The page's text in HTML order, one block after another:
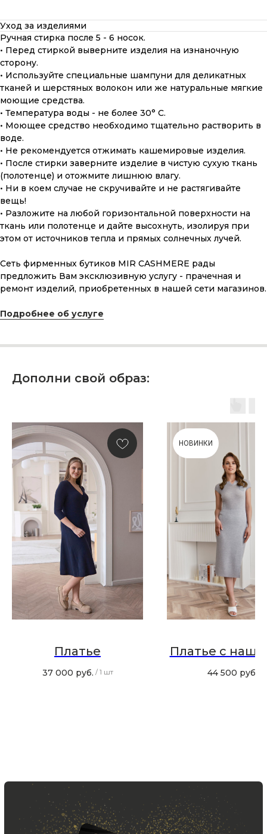
Уход за изделиями
Ручная стирка после 5 - 6 носок.
• Перед стиркой выверните изделия на изнаночную
сторону.
• Используйте специальные шампуни для деликатных
тканей и шерстяных волокон или же натуральные мягкие
моющие средства.
• Температура воды - не более 30° С.
• Моющее средство необходимо тщательно растворить в
воде.
• Не рекомендуется отжимать кашемировые изделия.
• После стирки заверните изделие в чистую сухую ткань
(полотенце) и отожмите лишнюю влагу.
• Ни в коем случае не скручивайте и не растягивайте
вещь!
• Разложите на любой горизонтальной поверхности на
ткань или полотенце и дайте высохнуть, изолируя при
этом от источников тепла и прямых солнечных лучей.
Сеть фирменных бутиков MIR CASHMERE рады
предложить Вам эксклюзивную услугу - прачечная и
ремонт изделий, приобретенных в нашей сети магазинов.
Подробнее об услуге
Дополни свой образ:
Платье
37 000 руб. / 1 шт
НОВИНКИ
Платье с
44 500 руб.
Что может быть лучше подарка,
сделанного с любовью, теплом
и рассчитанного на долгие годы?
на Телеграм канал
Хотите быть в курсе всех новинок
и акций, подпишитесь на email рассылку
Ваш e-mail
Новинки, акции, подарки
и модный журнал — всё это
в нашем телеграмм канале:
MIR CASHMERE Official